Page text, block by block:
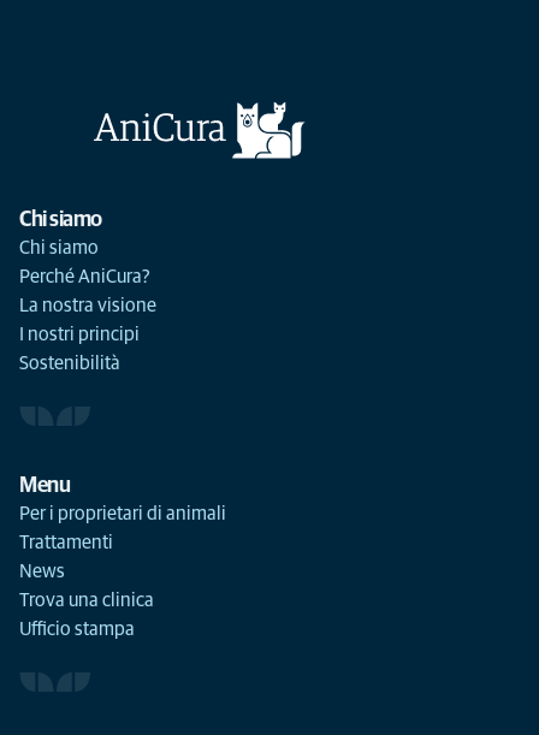
Chi siamo
Chi siamo
Perché AniCura?
La nostra visione
I nostri principi
Sostenibilità
Menu
Per i proprietari di animali
Trattamenti
News
Trova una clinica
Ufficio stampa